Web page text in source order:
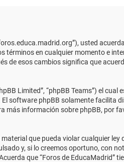
usted
términos en cualquier momento e
de esos cambios significa que
Limited”, “phpBB Teams”) el cual
El software phpBB solamente facilita
más información sobre phpBB, por
que pueda violar cualquier ley
y, si lo creemos oportuno, con
que “Foros de EducaMadrid”